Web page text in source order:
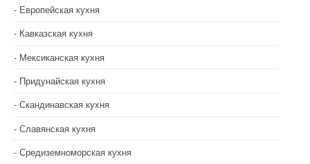
Европейская кухня
Кавказская кухня
Мексиканская кухня
Придунайская кухня
Скандинавская кухня
Славянская кухня
Средиземноморская кухня